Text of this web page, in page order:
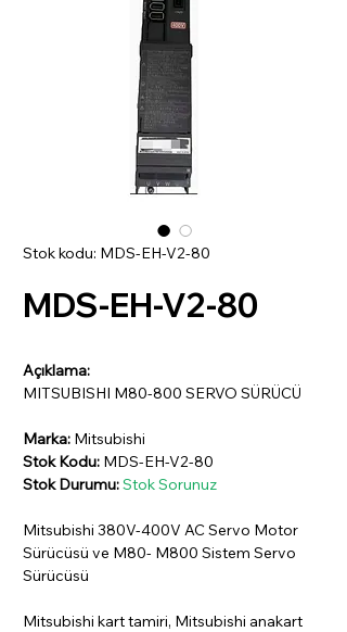
Stok kodu: MDS-EH-V2-80
MDS-EH-V2-80
Açıklama:
MITSUBISHI M80-800 SERVO SÜRÜCÜ
Marka: Mitsubishi
Stok Kodu: MDS-EH-V2-80
Stok Durumu:Stok Sorunuz
Mitsubishi 380V-400V AC Servo Motor
Sürücüsü ve M80- M800 Sistem Servo
Sürücüsü
Mitsubishi kart tamiri, Mitsubishi anakart